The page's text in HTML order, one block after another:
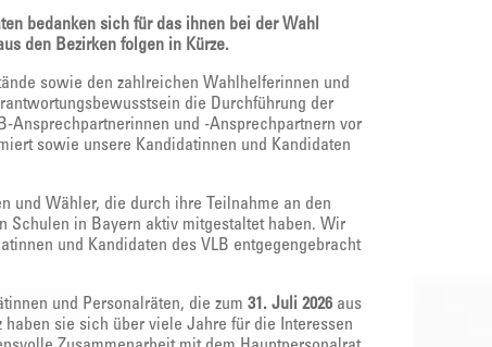
bedanken sich für das ihnen bei der Wahl
den Bezirken folgen in Kürze.
sowie den zahlreichen Wahlhelferinnen und
die Durchführung der
Ansprechpartnerinnen und -Ansprechpartnern vor
sowie unsere Kandidatinnen und Kandidaten
und Wähler, die durch ihre Teilnahme an den
Schulen in Bayern aktiv mitgestaltet haben. Wir
und Kandidaten des VLB entgegengebracht
und Personalräten, die zum 31. Juli 2026 aus
sie sich über viele Jahre für die Interessen